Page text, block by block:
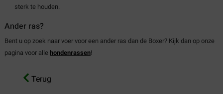
sterk te houden.
Ander ras?
Bent u op zoek naar voer voor een ander ras dan de Boxer? Kijk dan op onze
pagina voor alle hondenrassen!
Terug